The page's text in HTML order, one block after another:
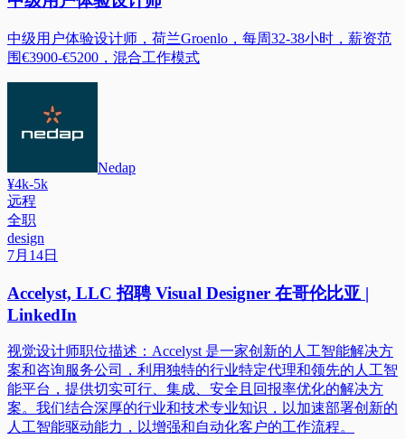
中级用户体验设计师，荷兰Groenlo，每周32-38小时，薪资范
围€3900-€5200，混合工作模式
Nedap
¥4k-5k
远程
全职
design
7月14日
Accelyst, LLC 招聘 Visual Designer 在哥伦比亚 |
LinkedIn
视觉设计师职位描述：Accelyst 是一家创新的人工智能解决方
案和咨询服务公司，利用独特的行业特定代理和领先的人工智
能平台，提供切实可行、集成、安全且回报率优化的解决方
案。我们结合深厚的行业和技术专业知识，以加速部署创新的
人工智能驱动能力，以增强和自动化客户的工作流程。